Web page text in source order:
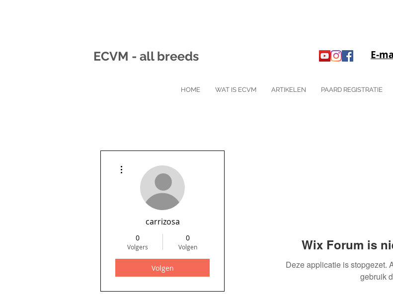
ECVM - all breeds E-
HOME WAT IS ECVM ARTIKELEN PAARD REGISTRATIE
Wix Forum is
Deze applicatie is stopgezet.
gebruik
carrizosa
0
Volgers
0
Volgen
Volgen